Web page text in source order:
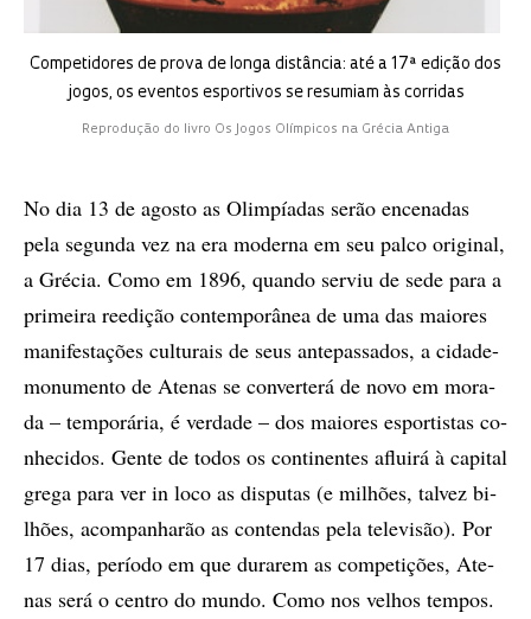
Competidores de prova de longa distância: até a 17ª edição dos
jogos, os eventos esportivos se resumiam às corridas
Reprodução do livro Os Jogos Olímpicos na Grécia Antiga
No dia 13 de agos­to as Olim­pí­a­das se­rão en­ce­na­das
pela se­gun­da vez na era mo­der­na em seu pal­co ori­gi­nal,
a Gré­cia. Como em 1896, quan­do ser­viu de sede para a
pri­mei­ra re­e­di­ção con­tem­po­râ­nea de uma das mai­o­res
ma­ni­fes­ta­çõ­es cul­tu­rais de seus an­te­pas­sa­dos, a ci­da­de-
mo­nu­men­to de Ate­nas se con­ver­te­rá de novo em mo­ra­
da – tem­po­rá­ria, é ver­da­de – dos mai­o­res es­por­tis­tas co­
nhe­ci­dos. Gen­te de to­dos os con­ti­nen­tes aflu­i­rá à ca­pi­tal
gre­ga para ver in loco as dis­pu­tas (e mi­lhõ­es, tal­vez bi­
lhõ­es, acom­pa­nha­rão as con­ten­das pela te­le­vi­são). Por
17 dias, pe­rí­o­do em que du­ra­rem as com­pe­ti­çõ­es, Ate­
nas será o cen­tro do mun­do. Como nos ve­lhos tem­pos.